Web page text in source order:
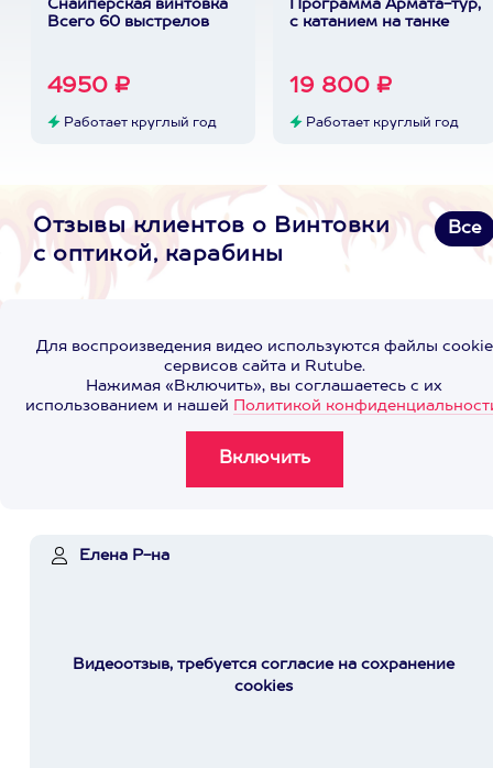
Снайперская винтовка
Всего 60 выстрелов
4950 ₽
Работает круглый год
Программа Армата-тур,
с катанием на танке
19 800 ₽
Работает круглый год
Отзывы клиентов о Винтовки
с оптикой, карабины
Все
Для воспроизведения видео используются файлы cookie
сервисов сайта и Rutube.
Нажимая «Включить», вы соглашаетесь с их
использованием и нашей Политикой
Елена Р-на
Видеоотзыв, требуется согласие на сохранение
cookies